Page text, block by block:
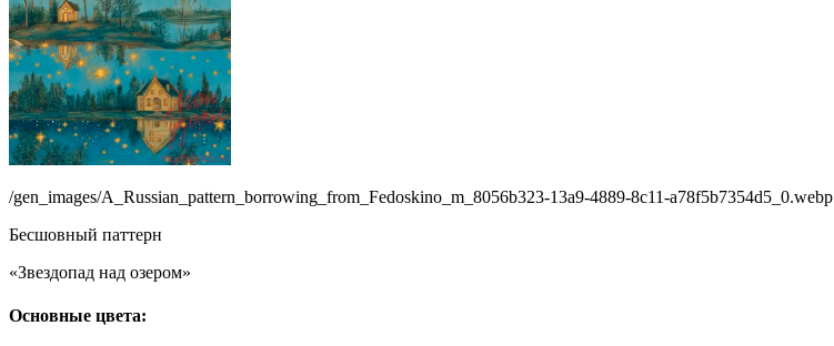
/gen_images/A_Russian_pattern_borrowing_from_Fedoskino_m_8056b323-13a9-4889-8c11-a78f5b7354d5_0.webp
Бесшовный паттерн
«Звездопад над озером»
Основные цвета: